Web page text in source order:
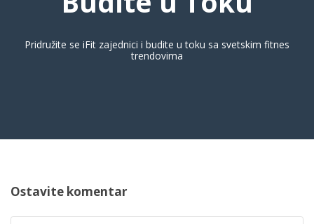
Pridružite se iFit zajednici i budite u toku sa svetskim fitnes
trendovima
Ostavite komentar